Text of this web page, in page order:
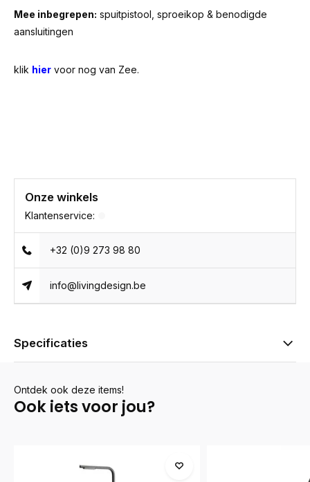
Mee inbegrepen: spuitpistool, sproeikop & benodigde
aansluitingen
klik hier voor nog van Zee.
Onze winkels
Klantenservice:
+32 (0)9 273 98 80
info@livingdesign.be
Specificaties
Ontdek ook deze items!
Ook iets voor jou?